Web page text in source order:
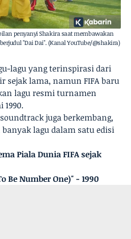
penyanyi Shakira saat membawakan
"Dai Dai". (Kanal YouTube/@shakira)
lagu yang terinspirasi dari
sejak lama, namun FIFA baru
lagu resmi turnamen
juga berkembang,
lagu dalam satu edisi
Piala Dunia FIFA sejak
Be Number One)" - 1990